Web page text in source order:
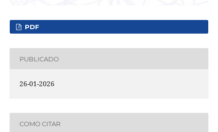
PDF
PUBLICADO
26-01-2026
COMO CITAR